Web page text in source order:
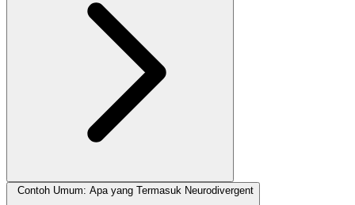
Contoh Umum: Apa yang Termasuk Neurodivergent